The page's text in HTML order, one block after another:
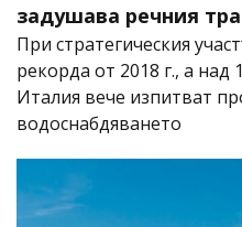
задушава речния
При стратегическия
рекорда от 2018 г., а
Италия вече изпитват
водоснабдяването